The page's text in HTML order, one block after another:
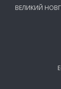
ВЕЛИКИЙ